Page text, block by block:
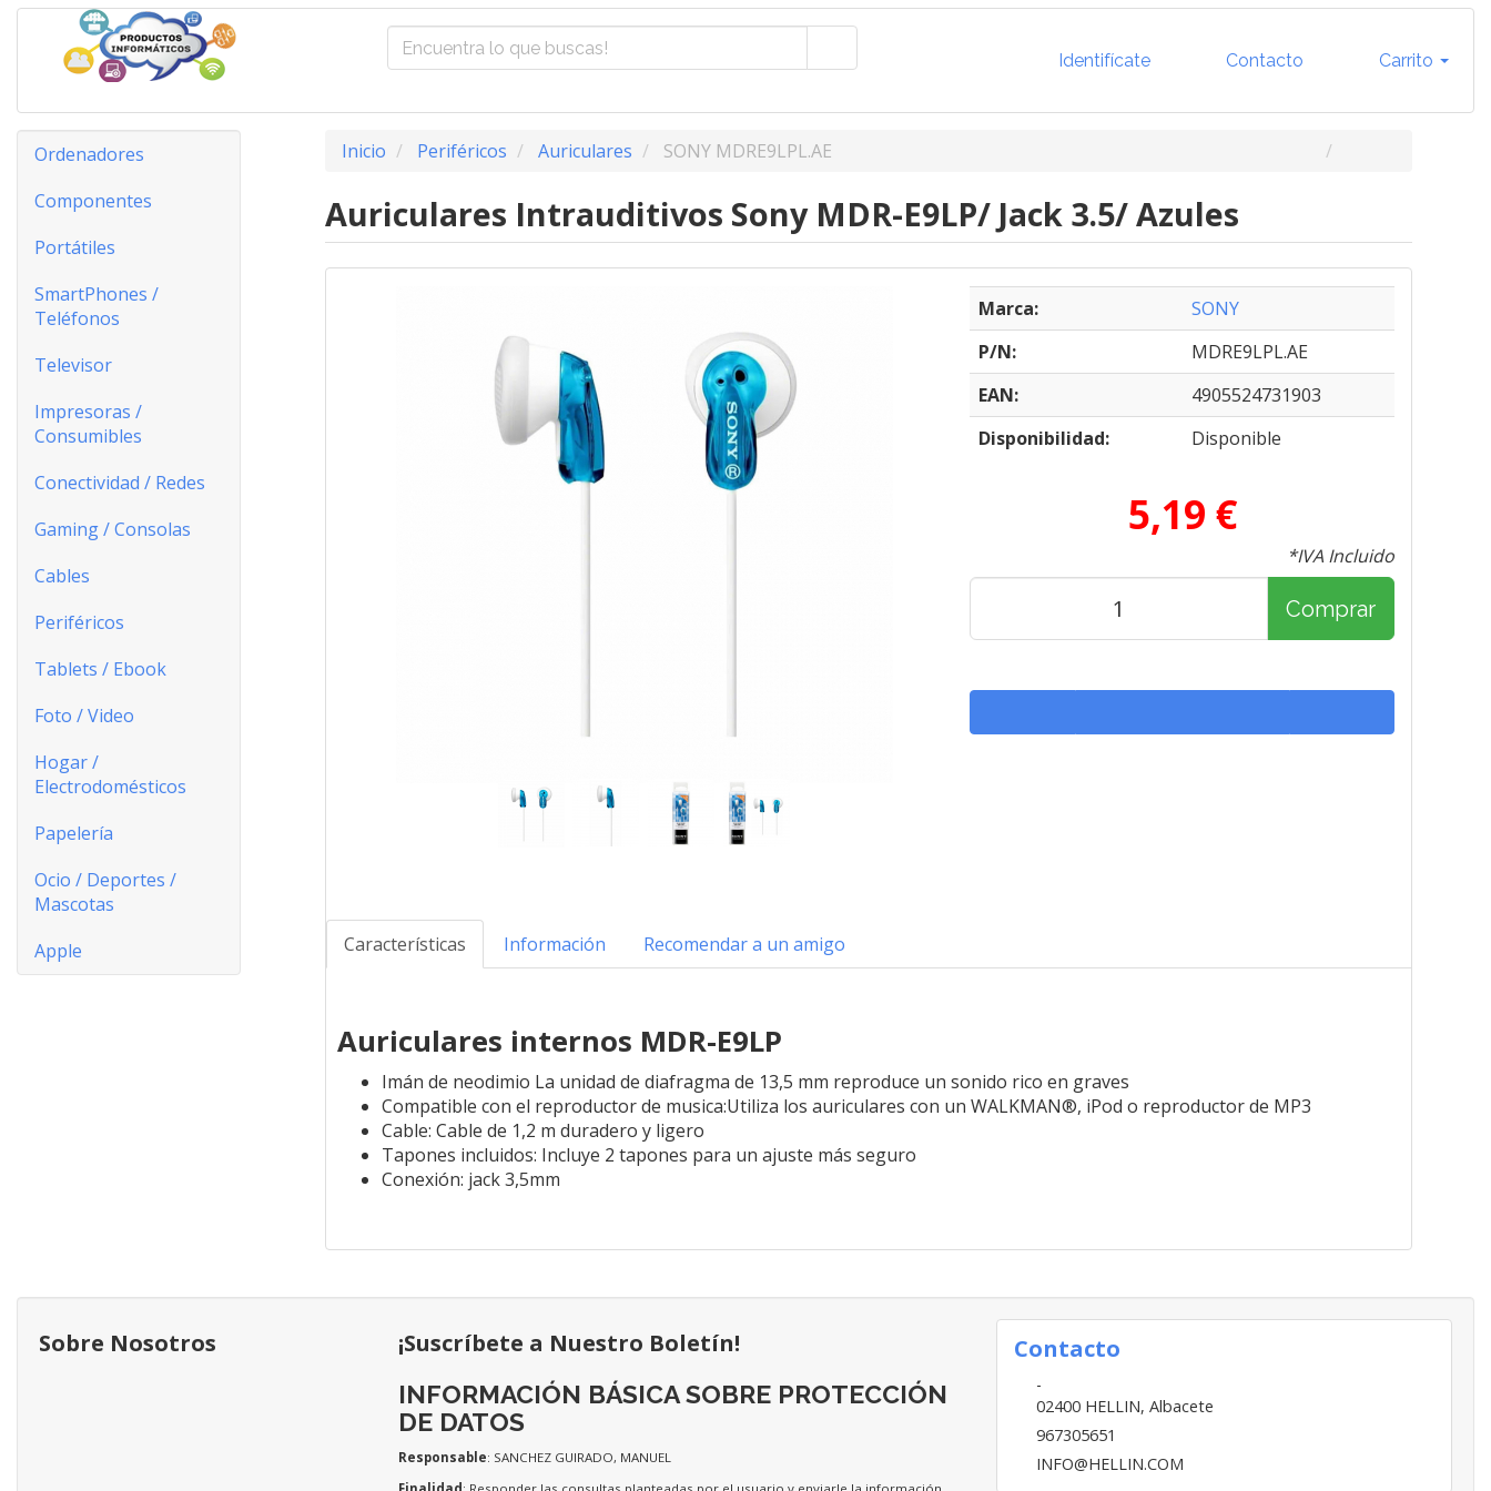
Identifícate Contacto Carrito
Ordenadores
Componentes
Portátiles
SmartPhones /
Teléfonos
Televisor
Impresoras /
Consumibles
Conectividad / Redes
Gaming / Consolas
Cables
Periféricos
Tablets / Ebook
Foto / Video
Hogar /
Electrodomésticos
Papelería
Ocio / Deportes /
Mascotas
Apple
Inicio Periféricos Auriculares SONY MDRE9LPL.AE
Auriculares Intrauditivos Sony MDR-E9LP/ Jack 3.5/ Azules
Marca:
SONY
P/N:
MDRE9LPL.AE
EAN:
4905524731903
Disponibilidad:
Disponible
5,19 €
*IVA Incluido
Comprar
Características Información Recomendar a un amigo
Auriculares internos MDR-E9LP
Imán de neodimio La unidad de diafragma de 13,5 mm reproduce un sonido rico en graves
Compatible con el reproductor de musica:Utiliza los auriculares con un WALKMAN®, iPod o reproductor de MP3
Cable: Cable de 1,2 m duradero y ligero
Tapones incluidos: Incluye 2 tapones para un ajuste más seguro
Conexión: jack 3,5mm
Sobre Nosotros
¡Suscríbete a Nuestro Boletín!
INFORMACIÓN BÁSICA SOBRE PROTECCIÓN
DE DATOS
Responsable: SANCHEZ GUIRADO, MANUEL
Contacto
-
02400 HELLIN, Albacete
967305651
INFO@HELLIN.COM